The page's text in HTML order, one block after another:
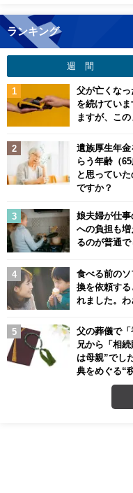
ランキング
週 間
父が亡くな
を続けてい
ますが、こ
遺族厚生年
らう年齢（
と思ってい
ですか？
娘夫婦が仕
への負担も
るのが普通で
食べる前の
換を依頼す
れました。わ
父の葬儀で「
兄から「相
は母親”でし
典をめぐる“